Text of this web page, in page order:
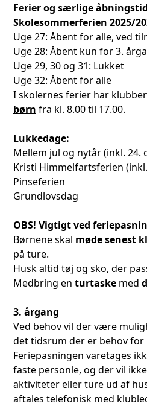
Ferier og særlige
Skolesommerferien 2025/
Uge 27: Åbent for alle, ved
Uge 28: Åbent kun for 3.
Uge 29, 30 og 31: Lukket
Uge 32: Åbent for alle
I skolernes ferier har
børn fra kl. 8.00 til 17.00.
Lukkedage:
Mellem jul og nytår (inkl. 24.
Kristi Himmelfartsferien
Pinseferien
Grundlovsdag
OBS! Vigtigt ved
Børnene skal møde senest
på ture.
Husk altid tøj og sko, der
Medbring en turtaske med
3. årgang
Ved behov vil der være
det tidsrum der er behov for
Feriepasningen varetages
faste personle, og der vil
aktiviteter eller ture ud af
aftales telefonisk med